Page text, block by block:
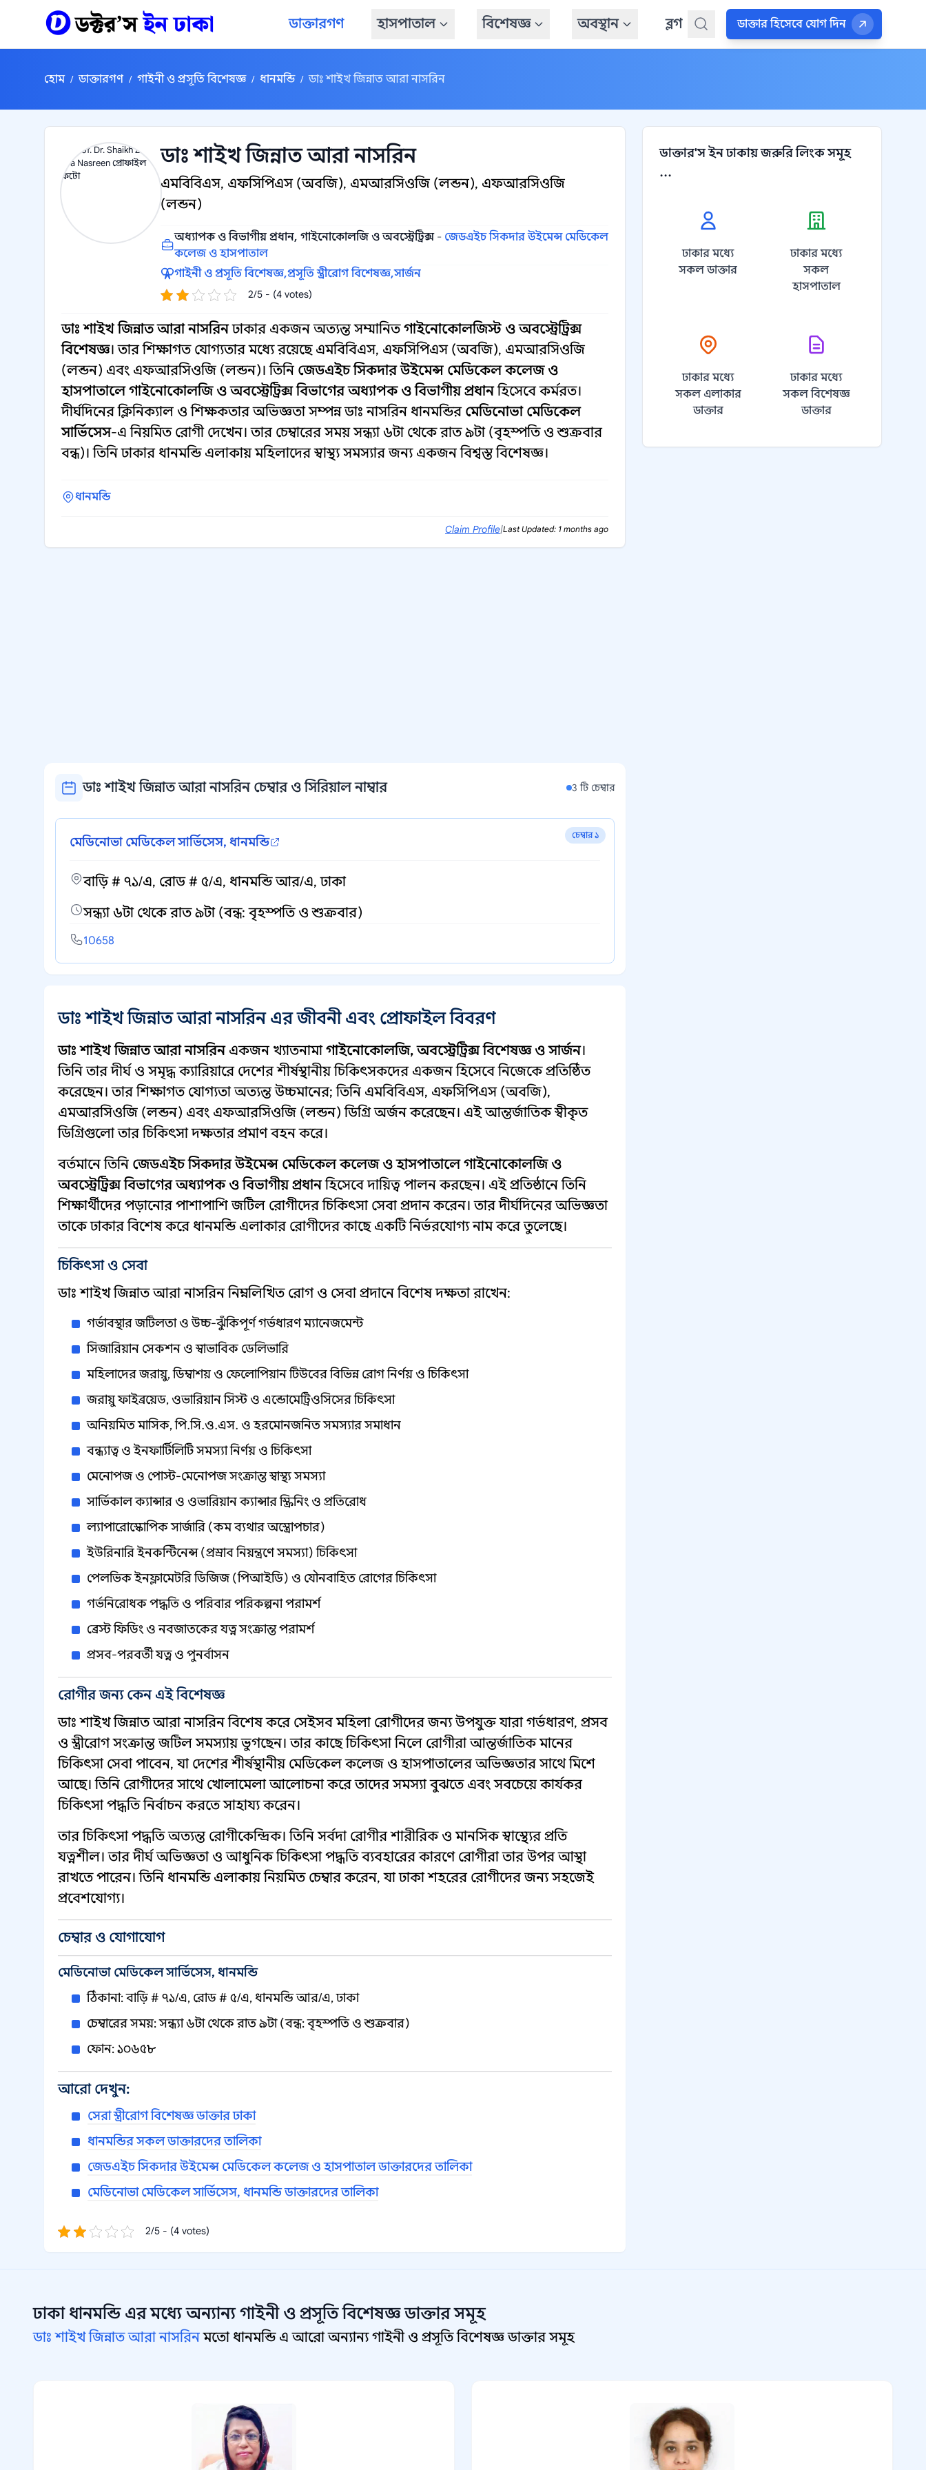
ডাক্তারগণ হাসপাতাল বিশেষজ্ঞ অবস্থান ব্লগ ডাক্তার হিসেবে যোগ দিন
হোম / ডাক্তারগণ / গাইনী ও প্রসূতি বিশেষজ্ঞ / ধানমন্ডি / ডাঃ শাইখ জিন্নাত আরা নাসরিন
ডাঃ শাইখ জিন্নাত আরা নাসরিন
এমবিবিএস, এফসিপিএস (অবজি), এমআরসিওজি (লন্ডন), এফআরসিওজি
(লন্ডন)
অধ্যাপক ও বিভাগীয় প্রধান, গাইনোকোলজি ও অবস্ট্রেট্রিক্স - জেডএইচ সিকদার উইমেন্স মেডিকেল
কলেজ ও হাসপাতাল
গাইনী ও প্রসূতি বিশেষজ্ঞ,প্রসূতি স্ত্রীরোগ বিশেষজ্ঞ,সার্জন
2/5 - (4 votes)
ডাঃ শাইখ জিন্নাত আরা নাসরিনঢাকার একজন অত্যন্ত সম্মানিতগাইনোকোলজিস্ট ও অবস্ট্রেট্রিক্স
বিশেষজ্ঞ। তার শিক্ষাগত যোগ্যতার মধ্যে রয়েছে এমবিবিএস, এফসিপিএস (অবজি), এমআরসিওজি
(লন্ডন) এবং এফআরসিওজি (লন্ডন)। তিনি জেডএইচ সিকদার উইমেন্স মেডিকেল কলেজ ও
হাসপাতালে গাইনোকোলজি ও অবস্ট্রেট্রিক্স বিভাগের অধ্যাপক ও বিভাগীয় প্রধানহিসেবে কর্মরত।
দীর্ঘদিনের ক্লিনিক্যাল ও শিক্ষকতার অভিজ্ঞতা সম্পন্ন ডাঃ নাসরিন ধানমন্ডির মেডিনোভা মেডিকেল
সার্ভিসেস-এ নিয়মিত রোগী দেখেন। তার চেম্বারের সময় সন্ধ্যা ৬টা থেকে রাত ৯টা (বৃহস্পতি ও শুক্রবার
বন্ধ)। তিনি ঢাকার ধানমন্ডি এলাকায় মহিলাদের স্বাস্থ্য সমস্যার জন্য একজন বিশ্বস্ত বিশেষজ্ঞ।
ধানমন্ডি
Claim Profile|Last Updated: 1 months ago
ডাঃ শাইখ জিন্নাত আরা নাসরিন চেম্বার ও সিরিয়াল নাম্বার 3 টি চেম্বার
চেম্বার ১
মেডিনোভা মেডিকেল সার্ভিসেস, ধানমন্ডি
বাড়ি # ৭১/এ, রোড # ৫/এ, ধানমন্ডি আর/এ, ঢাকা
সন্ধ্যা ৬টা থেকে রাত ৯টা (বন্ধ: বৃহস্পতি ও শুক্রবার)
10658
ডাঃ শাইখ জিন্নাত আরা নাসরিন এর জীবনী এবং প্রোফাইল বিবরণ
ডাঃ শাইখ জিন্নাত আরা নাসরিনএকজন খ্যাতনামাগাইনোকোলজি, অবস্ট্রেট্রিক্স বিশেষজ্ঞ ও সার্জন।
তিনি তার দীর্ঘ ও সমৃদ্ধ ক্যারিয়ারে দেশের শীর্ষস্থানীয় চিকিৎসকদের একজন হিসেবে নিজেকে প্রতিষ্ঠিত
করেছেন। তার শিক্ষাগত যোগ্যতা অত্যন্ত উচ্চমানের; তিনি এমবিবিএস, এফসিপিএস (অবজি),
এমআরসিওজি (লন্ডন) এবং এফআরসিওজি (লন্ডন) ডিগ্রি অর্জন করেছেন। এই আন্তর্জাতিক স্বীকৃত
ডিগ্রিগুলো তার চিকিৎসা দক্ষতার প্রমাণ বহন করে।
বর্তমানে তিনি জেডএইচ সিকদার উইমেন্স মেডিকেল কলেজ ও হাসপাতালে গাইনোকোলজি ও
অবস্ট্রেট্রিক্স বিভাগের অধ্যাপক ও বিভাগীয় প্রধানহিসেবে দায়িত্ব পালন করছেন। এই প্রতিষ্ঠানে তিনি
শিক্ষার্থীদের পড়ানোর পাশাপাশি জটিল রোগীদের চিকিৎসা সেবা প্রদান করেন। তার দীর্ঘদিনের অভিজ্ঞতা
তাকে ঢাকার বিশেষ করে ধানমন্ডি এলাকার রোগীদের কাছে একটি নির্ভরযোগ্য নাম করে তুলেছে।
চিকিৎসা ও সেবা
ডাঃ শাইখ জিন্নাত আরা নাসরিন নিম্নলিখিত রোগ ও সেবা প্রদানে বিশেষ দক্ষতা রাখেন:
গর্ভাবস্থার জটিলতা ও উচ্চ-ঝুঁকিপূর্ণ গর্ভধারণ ম্যানেজমেন্ট
সিজারিয়ান সেকশন ও স্বাভাবিক ডেলিভারি
মহিলাদের জরায়ু, ডিম্বাশয় ও ফেলোপিয়ান টিউবের বিভিন্ন রোগ নির্ণয় ও চিকিৎসা
জরায়ু ফাইব্রয়েড, ওভারিয়ান সিস্ট ও এন্ডোমেট্রিওসিসের চিকিৎসা
অনিয়মিত মাসিক, পি.সি.ও.এস. ও হরমোনজনিত সমস্যার সমাধান
বন্ধ্যাত্ব ও ইনফার্টিলিটি সমস্যা নির্ণয় ও চিকিৎসা
মেনোপজ ও পোস্ট-মেনোপজ সংক্রান্ত স্বাস্থ্য সমস্যা
সার্ভিকাল ক্যান্সার ও ওভারিয়ান ক্যান্সার স্ক্রিনিং ও প্রতিরোধ
ল্যাপারোস্কোপিক সার্জারি (কম ব্যথার অস্ত্রোপচার)
ইউরিনারি ইনকন্টিনেন্স (প্রস্রাব নিয়ন্ত্রণে সমস্যা) চিকিৎসা
পেলভিক ইনফ্লামেটরি ডিজিজ (পিআইডি) ও যৌনবাহিত রোগের চিকিৎসা
গর্ভনিরোধক পদ্ধতি ও পরিবার পরিকল্পনা পরামর্শ
ব্রেস্ট ফিডিং ও নবজাতকের যত্ন সংক্রান্ত পরামর্শ
প্রসব-পরবর্তী যত্ন ও পুনর্বাসন
রোগীর জন্য কেন এই বিশেষজ্ঞ
ডাঃ শাইখ জিন্নাত আরা নাসরিন বিশেষ করে সেইসব মহিলা রোগীদের জন্য উপযুক্ত যারা গর্ভধারণ, প্রসব
ও স্ত্রীরোগ সংক্রান্ত জটিল সমস্যায় ভুগছেন। তার কাছে চিকিৎসা নিলে রোগীরা আন্তর্জাতিক মানের
চিকিৎসা সেবা পাবেন, যা দেশের শীর্ষস্থানীয় মেডিকেল কলেজ ও হাসপাতালের অভিজ্ঞতার সাথে মিশে
আছে। তিনি রোগীদের সাথে খোলামেলা আলোচনা করে তাদের সমস্যা বুঝতে এবং সবচেয়ে কার্যকর
চিকিৎসা পদ্ধতি নির্বাচন করতে সাহায্য করেন।
তার চিকিৎসা পদ্ধতি অত্যন্ত রোগীকেন্দ্রিক। তিনি সর্বদা রোগীর শারীরিক ও মানসিক স্বাস্থ্যের প্রতি
যত্নশীল। তার দীর্ঘ অভিজ্ঞতা ও আধুনিক চিকিৎসা পদ্ধতি ব্যবহারের কারণে রোগীরা তার উপর আস্থা
রাখতে পারেন। তিনি ধানমন্ডি এলাকায় নিয়মিত চেম্বার করেন, যা ঢাকা শহরের রোগীদের জন্য সহজেই
প্রবেশযোগ্য।
চেম্বার ও যোগাযোগ
মেডিনোভা মেডিকেল সার্ভিসেস, ধানমন্ডি
ঠিকানা: বাড়ি # ৭১/এ, রোড # ৫/এ, ধানমন্ডি আর/এ, ঢাকা
চেম্বারের সময়: সন্ধ্যা ৬টা থেকে রাত ৯টা (বন্ধ: বৃহস্পতি ও শুক্রবার)
ফোন: ১০৬৫৮
আরো দেখুন:
সেরা স্ত্রীরোগ বিশেষজ্ঞ ডাক্তার ঢাকা
ধানমন্ডির সকল ডাক্তারদের তালিকা
জেডএইচ সিকদার উইমেন্স মেডিকেল কলেজ ও হাসপাতাল ডাক্তারদের তালিকা
মেডিনোভা মেডিকেল সার্ভিসেস, ধানমন্ডি ডাক্তারদের তালিকা
2/5 - (4 votes)
ডাক্তার'স ইন ঢাকায় জরুরি লিংক সমূহ
...
ঢাকার মধ্যে
সকল ডাক্তার
ঢাকার মধ্যে
সকল
হাসপাতাল
ঢাকার মধ্যে
সকল এলাকার
ডাক্তার
ঢাকার মধ্যে
সকল বিশেষজ্ঞ
ডাক্তার
ঢাকা ধানমন্ডি এর মধ্যে অন্যান্যগাইনী ও প্রসূতি বিশেষজ্ঞ ডাক্তার সমূহ
ডাঃ শাইখ জিন্নাত আরা নাসরিনমতো ধানমন্ডি এ আরো অন্যান্য গাইনী ও প্রসূতি বিশেষজ্ঞ ডাক্তার সমূহ